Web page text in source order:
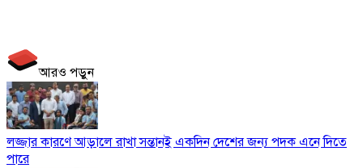
আরও পড়ুন
লজ্জার কারণে আড়ালে রাখা সন্তানই একদিন দেশের জন্য পদক এনে দিতে
পারে